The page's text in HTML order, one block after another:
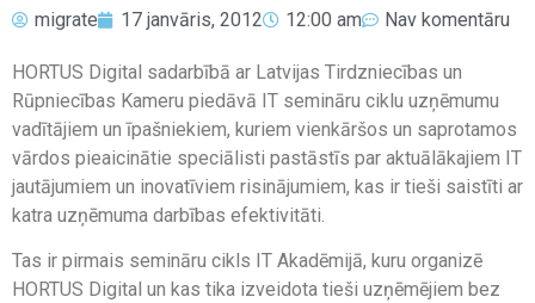
migrate 17 janvāris, 2012 12:00 am Nav komentāru
HORTUS Digital sadarbībā ar Latvijas Tirdzniecības un
Rūpniecības Kameru piedāvā IT semināru ciklu uzņēmumu
vadītājiem un īpašniekiem, kuriem vienkāršos un saprotamos
vārdos pieaicinātie speciālisti pastāstīs par aktuālākajiem IT
jautājumiem un inovatīviem risinājumiem, kas ir tieši saistīti ar
katra uzņēmuma darbības efektivitāti.
Tas ir pirmais semināru cikls IT Akadēmijā, kuru organizē
HORTUS Digital un kas tika izveidota tieši uzņēmējiem bez